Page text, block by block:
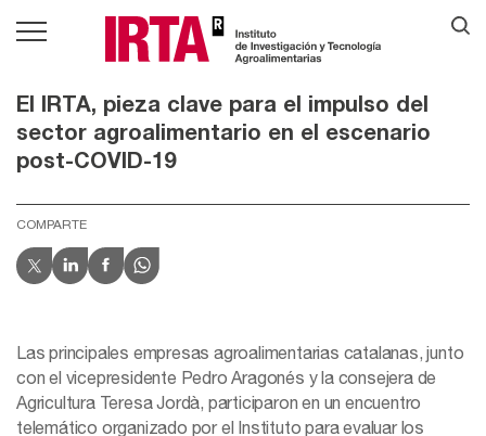
El IRTA, pieza clave para el impulso del
sector agroalimentario en el escenario
post-COVID-19
COMPARTE
Las principales empresas agroalimentarias catalanas, junto
con el vicepresidente Pedro Aragonés y la consejera de
Agricultura Teresa Jordà, participaron en un encuentro
telemático organizado por el Instituto para evaluar los